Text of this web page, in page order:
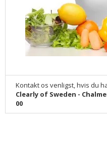
Kontakt os venligst, hvis du
Clearly of Sweden -
00